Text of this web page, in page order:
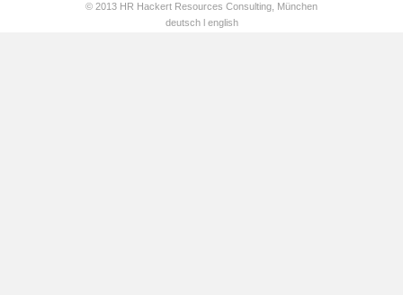
© 2013 HR Hackert Resources Consulting, München
deutsch l english